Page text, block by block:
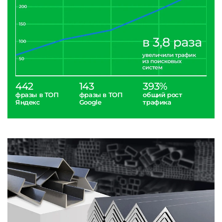
442
фразы в ТОП
Яндекс
143
фразы в ТОП
Google
393%
общий рост
трафика